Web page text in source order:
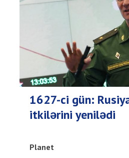
1627-ci gün:
itkilərini yenilədi
Planet